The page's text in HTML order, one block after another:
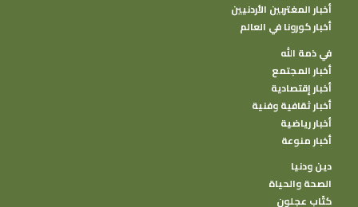
أخبار المغتربين الأردنيين
أخبار كورونا في العالم
في ذمة الله
أخبار المجتمع
أخبار إقتصادية
أخبار ثقافية وفنية
أخبار رياضية
أخبار منوعة
دين ودنيا
الصحة والحياة
كتًاب عجلون